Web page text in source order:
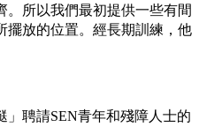
。所以我們最初提供一些有間
擺放的位置。經長期訓練，他
聘請SEN青年和殘障人士的